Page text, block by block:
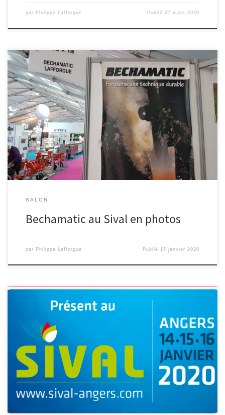
par Philippe Lafforgue Publié27 mars 2020
Bechamatic au Salon du Sival 2020 à Angers Nous sommes au salon
du SIVAL 2020 à Angers du 14 au […]
SALON
Bechamatic au Sival en photos
par Philippe Lafforgue Publié 15 janvier 2020
Bechamatic au Salon du Sival 2020 à Angers Nous serons au salon
du SIVAL 2020 à Angers du 14 au […]